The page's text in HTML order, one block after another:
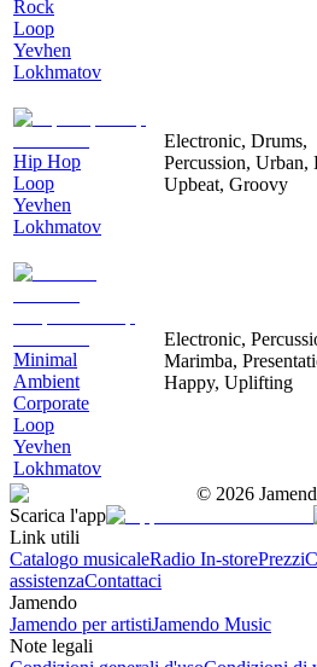
Rock
Loop
Yevhen
Lokhmatov
Hip Hop
Loop
Yevhen
Lokhmatov
Electronic, Drums,
Percussion, Urban,
Upbeat, Groovy
Minimal
Ambient
Corporate
Loop
Yevhen
Lokhmatov
Electronic,
Marimba,
Happy, Uplifting
© 2026
Scarica l'app
Link utili
Catalogo musicaleRadio In-storePrezzi
assistenzaContattaci
Jamendo
Jamendo per artistiJamendo Music
Note legali